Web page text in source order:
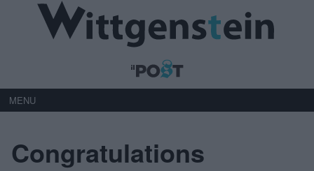
MENU
Congratulations